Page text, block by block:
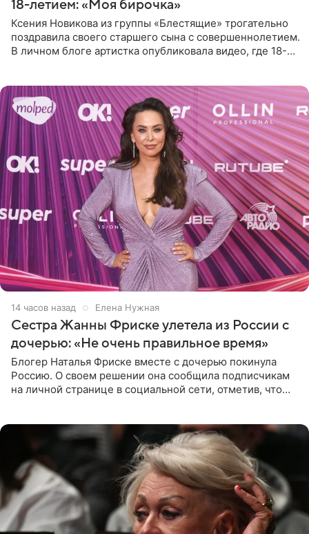
18-летием: «Моя бирочка»
Ксения Новикова из группы «Блестящие» трогательно
поздравила своего старшего сына с совершеннолетием.
В личном блоге артистка опубликовала видео, где 18-
14 часов назад Елена Нужная
Сестра Жанны Фриске улетела из России с
дочерью: «Не очень правильное время»
Блогер Наталья Фриске вместе с дочерью покинула
Россию. О своем решении она сообщила подписчикам
на личной странице в социальной сети, отметив, что